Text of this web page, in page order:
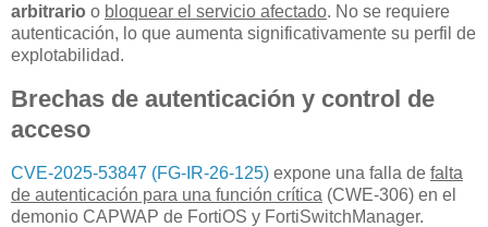
arbitrario o bloquear el servicio afectado. No se requiere
autenticación, lo que aumenta significativamente su perfil de
explotabilidad.
Brechas de autenticación y control de
acceso
CVE-2025-53847 (FG-IR-26-125) expone una falla de falta
de autenticación para una función crítica (CWE-306) en el
demonio CAPWAP de FortiOS y FortiSwitchManager.